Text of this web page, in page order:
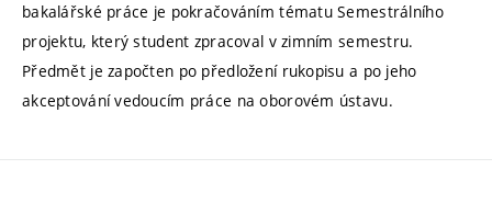
bakalářské práce je pokračováním tématu Semestrálního
projektu, který student zpracoval v zimním semestru.
Předmět je započten po předložení rukopisu a po jeho
akceptování vedoucím práce na oborovém ústavu.